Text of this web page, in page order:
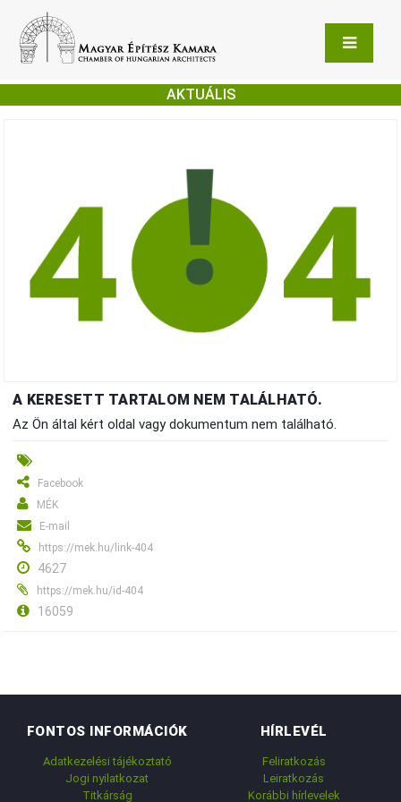
AKTUÁLIS
A KERESETT TARTALOM NEM TALÁLHATÓ.
Az Ön által kért oldal vagy dokumentum nem található.
Facebook
MÉK
E-mail
https://mek.hu/link-404
4627
https://mek.hu/id-404
16059
FONTOS INFORMÁCIÓK
Adatkezelési tájékoztató
Jogi nyilatkozat
Titkárság
HÍRLEVÉL
Feliratkozás
Leiratkozás
Korábbi hírlevelek